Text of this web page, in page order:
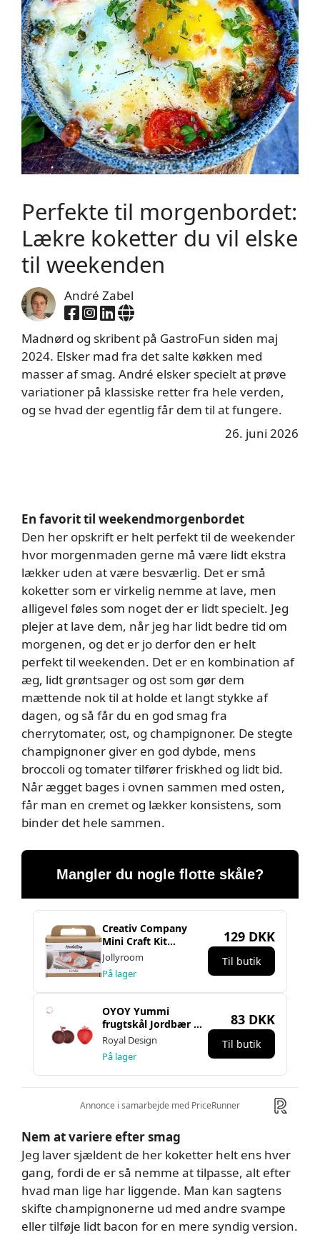
Perfekte til morgenbordet:
Lækre koketter du vil elske
til weekenden
André Zabel
Madnørd og skribent på GastroFun siden maj
2024. Elsker mad fra det salte køkken med
masser af smag. André elsker specielt at prøve
variationer på klassiske retter fra hele verden,
og se hvad der egentlig får dem til at fungere.
26. juni 2026
En favorit til weekendmorgenbordet
Den her opskrift er helt perfekt til de weekender
hvor morgenmaden gerne må være lidt ekstra
lækker uden at være besværlig. Det er små
koketter som er virkelig nemme at lave, men
alligevel føles som noget der er lidt specielt. Jeg
plejer at lave dem, når jeg har lidt bedre tid om
morgenen, og det er jo derfor den er helt
perfekt til weekenden. Det er en kombination af
æg, lidt grøntsager og ost som gør dem
mættende nok til at holde et langt stykke af
dagen, og så får du en god smag fra
cherrytomater, ost, og champignoner. De stegte
champignoner giver en god dybde, mens
broccoli og tomater tilfører friskhed og lidt bid.
Når ægget bages i ovnen sammen med osten,
får man en cremet og lækker konsistens, som
binder det hele sammen.
Nem at variere efter smag
Jeg laver sjældent de her koketter helt ens hver
gang, fordi de er så nemme at tilpasse, alt efter
hvad man lige har liggende. Man kan sagtens
skifte champignonerne ud med andre svampe
eller tilføje lidt bacon for en mere syndig version.